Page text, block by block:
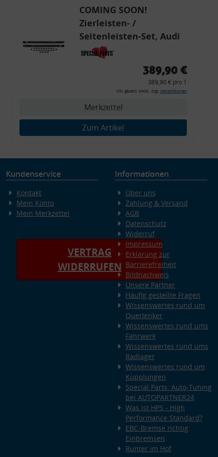
COMING SOON!
Zierleisten- /
Seitenleisten-Set, Audi
80 Cabrio, Coupe, S2, (6x
Zierleiste, 2x Kappe,
Montagewerkzeug)
389,90 €
389,90 € pro 1
inkl. gesetzl. MwSt., zzgl. Versandkosten
Merkzettel
Zum Artikel
Kundenservice
Kontakt
Mein Konto
Mein Merkzettel
VERTRAG
WIDERRUFEN
Informationen
Über uns
Zahlung & Versand
AGB
Datenschutz
Widerruf
Impressum
Erklärung zur
Barrierefreiheit
Bildnachweis
Unsere Partner
Häufig gestellte Fragen
Wissenswertes rund um
Querlenker
Wissenswertes rund ums
Fahrwerk
Wissenswertes rund ums
Radlager
Wissenswertes rund um
Kupplungen
Special Parts: Auto-Tuning
bei AUTOPARTNER24
Was ist HPS - High
Performance Standard?
EBC-Bremse richtig
Einbremsen
Runter im Hof